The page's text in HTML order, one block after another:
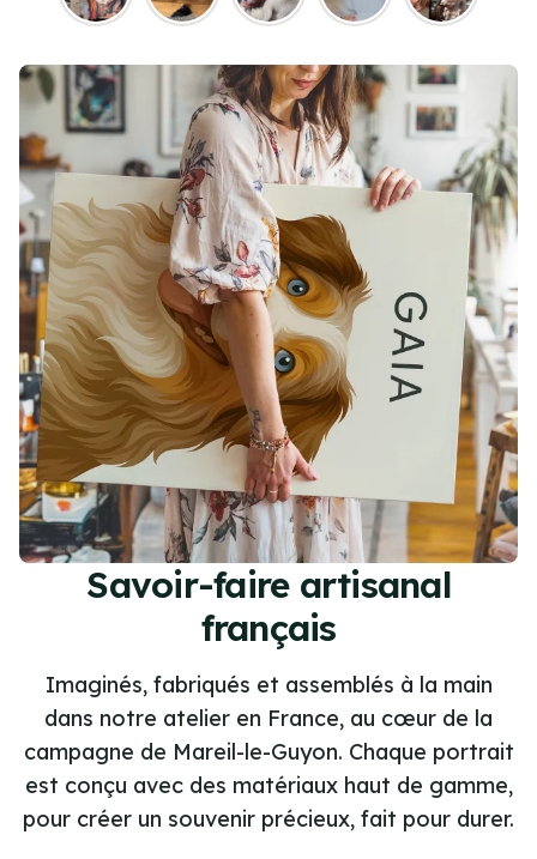
Savoir-faire artisanal
français
Imaginés, fabriqués et assemblés à la main
dans notre atelier en France, au cœur de la
campagne de Mareil-le-Guyon. Chaque portrait
est conçu avec des matériaux haut de gamme,
pour créer un souvenir précieux, fait pour durer.